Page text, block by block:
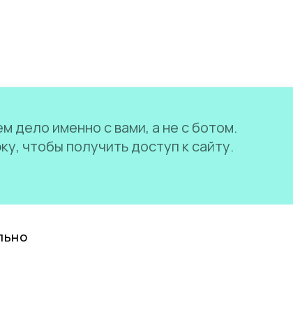
дело именно с вами, а не с ботом.
чтобы получить доступ к сайту.